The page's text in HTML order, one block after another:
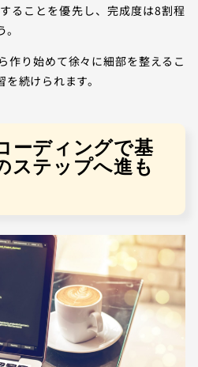
ることを優先し、完成度は8割程
作り始めて徐々に細部を整えるこ
続けられます。
ーディングで基
ステップへ進も